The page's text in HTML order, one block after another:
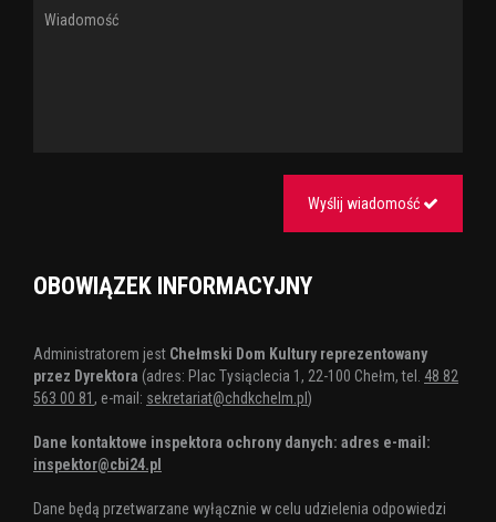
Wyślij wiadomość
OBOWIĄZEK INFORMACYJNY
Administratorem jest Chełmski Dom Kultury reprezentowany
przez Dyrektora (adres: Plac Tysiąclecia 1, 22-100 Chełm, tel. 48 82
563 00 81 , e-mail: sekretariat@chdkchelm.pl )
Dane kontaktowe inspektora ochrony danych: adres e-mail:
inspektor@cbi24.pl
Dane będą przetwarzane wyłącznie w celu udzielenia odpowiedzi